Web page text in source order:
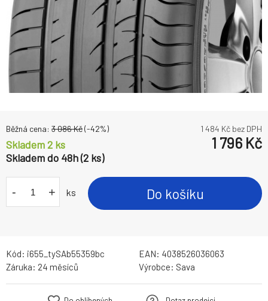
Běžná cena: 3 086Kč(-42%) 1 484 Kč bez DPH
Skladem 2 ks
Skladem do 48h (2 ks)
1 796 Kč
- + ks Do košíku
Kód: i655_tySAb55359bc EAN: 4038526036063
Záruka: 24 měsíců Výrobce: Sava